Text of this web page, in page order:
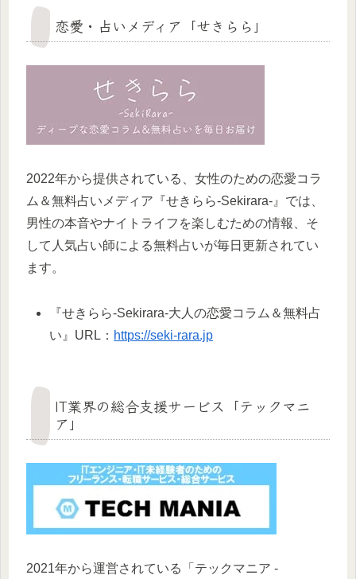
恋愛・占いメディア「せきらら」
2022年から提供されている、女性のための恋愛コラ
ム＆無料占いメディア『せきらら-Sekirara-』では、
男性の本音やナイトライフを楽しむための情報、そ
して人気占い師による無料占いが毎日更新されてい
ます。
『せきらら-Sekirara-大人の恋愛コラム＆無料占
い』URL： https://seki-rara.jp
IT業界の総合支援サービス「テックマニ
ア」
2021年から運営されている「テックマニア -